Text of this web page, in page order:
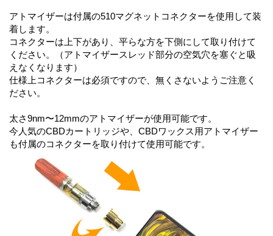
アトマイザーは付属の510マグネットコネクターを使用して装
着します。
コネクターは上下があり、平らな方を下側にして取り付けて
ください。（アトマイザースレッド部分の空気穴を塞ぐと吸
えなくなります）
仕様上コネクターは必須ですので、無くさないようご注意く
ださい。
太さ9nm〜12mmのアトマイザーが使用可能です。
今人気のCBDカートリッジや、CBDワックス用アトマイザー
も付属のコネクターを取り付けて使用可能です。